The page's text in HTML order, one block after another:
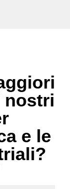
nostri
e le